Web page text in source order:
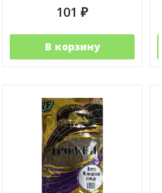
101 ₽
В корзину